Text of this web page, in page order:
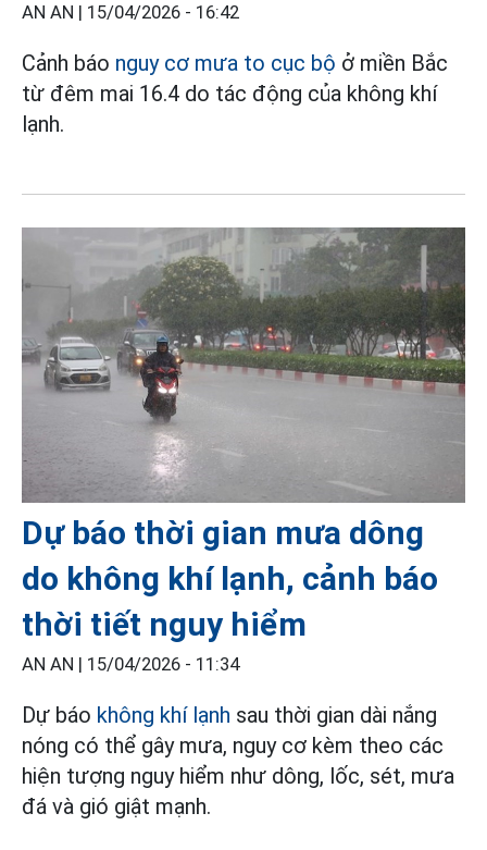
AN AN | 15/04/2026 - 16:42
Cảnh báo nguy cơ mưa to cục bộ ở miền Bắc
từ đêm mai 16.4 do tác động của không khí
lạnh.
Dự báo thời gian mưa dông
do không khí lạnh, cảnh báo
thời tiết nguy hiểm
AN AN | 15/04/2026 - 11:34
Dự báo không khí lạnh sau thời gian dài nắng
nóng có thể gây mưa, nguy cơ kèm theo các
hiện tượng nguy hiểm như dông, lốc, sét, mưa
đá và gió giật mạnh.